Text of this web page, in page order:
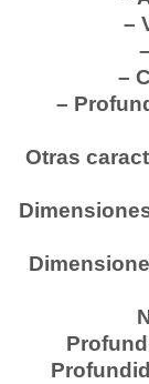
–
–
–
Otras